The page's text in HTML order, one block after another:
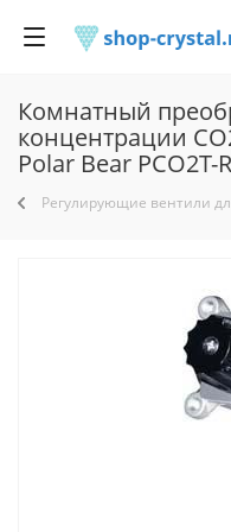
Комнатный
концентрации
Polar Bear PCO2T-
Регулирующие вентили